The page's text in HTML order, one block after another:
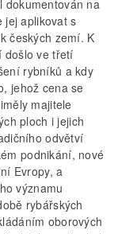
dokumentován na
jej aplikovat s
českých zemí. K
došlo ve třetí
rybníků a kdy
jehož cena se
majitele
ploch i jejich
odvětví
podnikání, nové
Evropy, a
významu
rybářských
oborových